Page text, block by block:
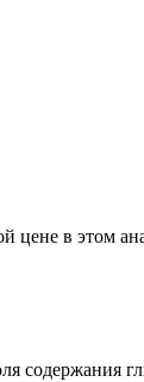
в этом
содержания